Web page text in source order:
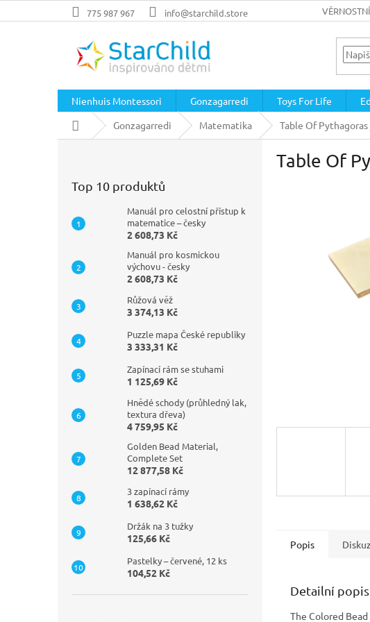
na
775 987 967 info@starchild.store
Nienhuis Montessori Gonzagarredi Toys For Life
Domů
Gonzagarredi Matematika Table Of
Top 10 produktů
Manuál pro celostní přístup k
matematice – česky
2 608,73 Kč
Manuál pro kosmickou
výchovu - česky
2 608,73 Kč
Růžová věž
3 374,13 Kč
Puzzle mapa České republiky
3 333,31 Kč
Zapínací rám se stuhami
1 125,69 Kč
Hnědé schody (průhledný lak,
textura dřeva)
4 759,95 Kč
Golden Bead Material,
Complete Set
12 877,58 Kč
3 zapínací rámy
1 638,62 Kč
Držák na 3 tužky
125,66 Kč
Pastelky – červené, 12 ks
104,52 Kč
Table Of
Popis
Detailní
The Colored